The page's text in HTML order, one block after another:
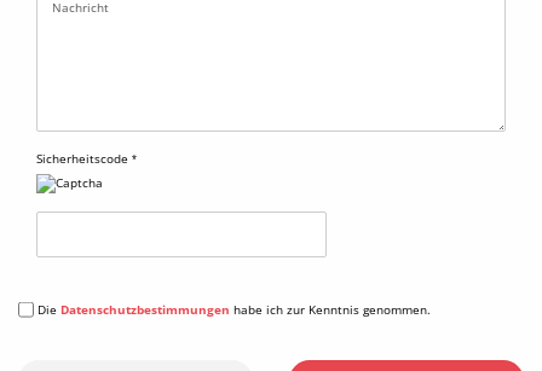
Sicherheitscode
DATENSCHUTZBESTIMMUNGEN
Die Datenschutzbestimmungen habe ich zur Kenntnis genommen.